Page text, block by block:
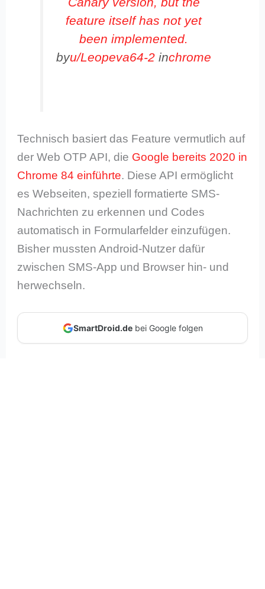
feature itself has not yet
been implemented.
byu/Leopeva64-2 inchrome
Technisch basiert das Feature vermutlich auf
der Web OTP API, die Google bereits 2020 in
Chrome 84 einführte. Diese API ermöglicht
es Webseiten, speziell formatierte SMS-
Nachrichten zu erkennen und Codes
automatisch in Formularfelder einzufügen.
Bisher mussten Android-Nutzer dafür
zwischen SMS-App und Browser hin- und
herwechseln.
SmartDroid.debei Google folgen